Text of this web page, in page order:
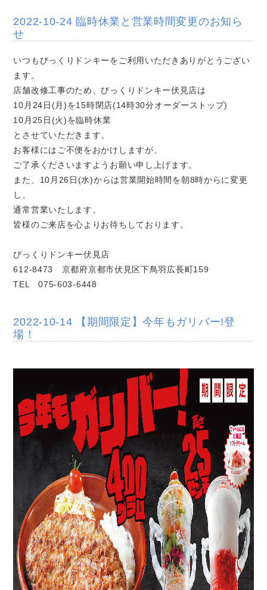
2022-10-24 臨時休業と営業時間変更のお知ら
せ
いつもびっくりドンキーをご利用いただきありがとうござい
ます。
店舗改修工事のため、びっくりドンキー伏見店は
10月24日(月)を15時閉店(14時30分オーダーストップ)
10月25日(火)を臨時休業
とさせていただきます。
お客様にはご不便をおかけしますが、
ご了承くださいますようお願い申し上げます。
また、10月26日(水)からは営業開始時間を朝8時からに変更
し、
通常営業いたします。
皆様のご来店を心よりお待ちしております。
びっくりドンキー伏見店
612-8473 京都府京都市伏見区下鳥羽広長町159
TEL 075-603-6448
2022-10-14 【期間限定】今年もガリバー!登
場！